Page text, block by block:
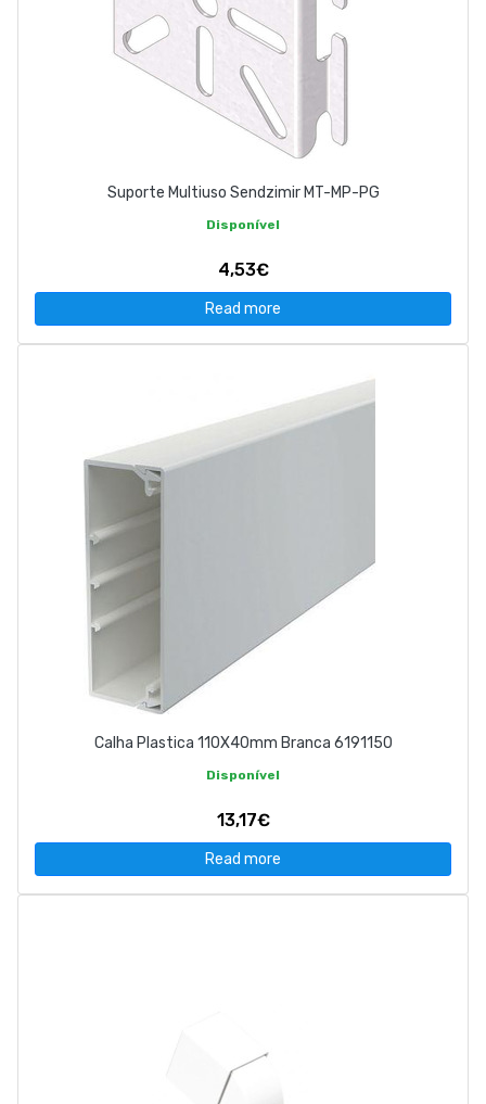
Suporte Multiuso Sendzimir MT-MP-PG
Disponível
4,53€
Read more
Calha Plastica 110X40mm Branca 6191150
Disponível
13,17€
Read more